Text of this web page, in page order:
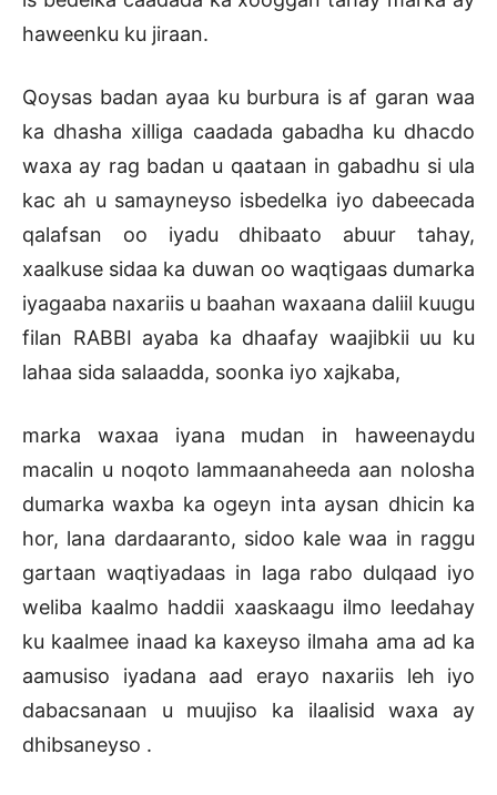
haweenku ku jiraan.
Qoysas badan ayaa ku burbura is af garan waa
ka dhasha xilliga caadada gabadha ku dhacdo
waxa ay rag badan u qaataan in gabadhu si ula
kac ah u samayneyso isbedelka iyo dabeecada
qalafsan oo iyadu dhibaato abuur tahay,
xaalkuse sidaa ka duwan oo waqtigaas dumarka
iyagaaba naxariis u baahan waxaana daliil kuugu
filan RABBI ayaba ka dhaafay waajibkii uu ku
lahaa sida salaadda, soonka iyo xajkaba,
marka waxaa iyana mudan in haweenaydu
macalin u noqoto lammaanaheeda aan nolosha
dumarka waxba ka ogeyn inta aysan dhicin ka
hor, lana dardaaranto, sidoo kale waa in raggu
gartaan waqtiyadaas in laga rabo dulqaad iyo
weliba kaalmo haddii xaaskaagu ilmo leedahay
ku kaalmee inaad ka kaxeyso ilmaha ama ad ka
aamusiso iyadana aad erayo naxariis leh iyo
dabacsanaan u muujiso ka ilaalisid waxa ay
dhibsaneyso .